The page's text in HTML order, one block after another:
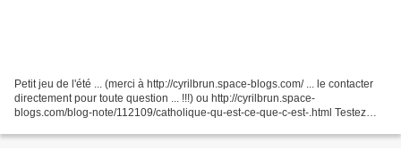
Petit jeu de l'été ... (merci à http://cyrilbrun.space-blogs.com/ ... le contacter
directement pour toute question ... !!!) ou http://cyrilbrun.space-
blogs.com/blog-note/112109/catholique-qu-est-ce-que-c-est-.html Testez